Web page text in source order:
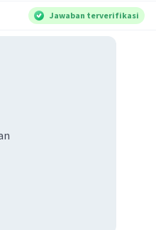
Jawaban terverifikasi